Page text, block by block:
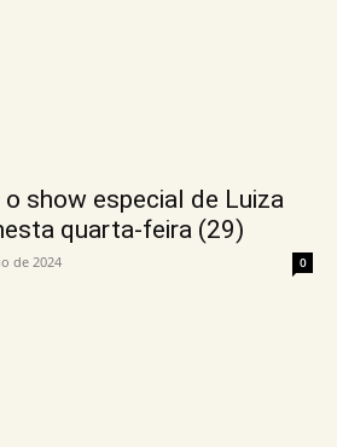
show especial de Luiza
quarta-feira (29)
de 2024 0